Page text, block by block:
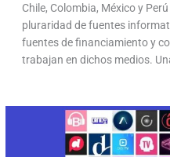
Chile, Colombia, México y
pluraridad de fuentes
fuentes de financiamiento y
trabajan en dichos medios.